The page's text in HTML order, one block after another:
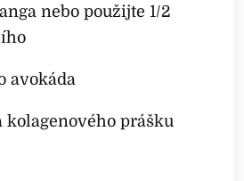
nebo použijte 1/2
avokáda
kolagenového prášku